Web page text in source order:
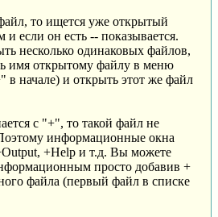
то ищется уже открытый
если он есть -- показывается.
несколько одинаковых файлов,
имя открытому файлу в меню
в начале) и открыть этот же файл
с "+", то такой файл не
информационные окна
+Help и т.д. Вы можете
просто добавив +
файла (первый файл в списке